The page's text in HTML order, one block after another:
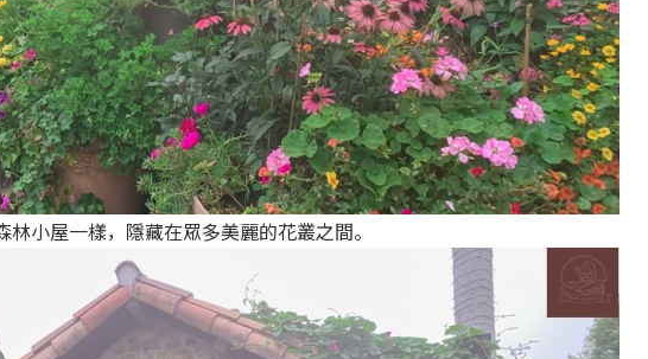
小屋一樣，隱藏在眾多美麗的花叢之間。